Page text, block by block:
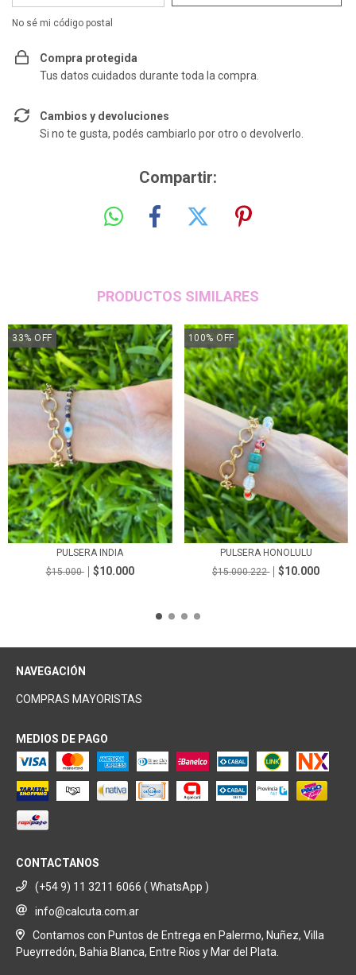
No sé mi código postal
Compra protegida
Tus datos cuidados durante toda la compra.
Cambios y devoluciones
Si no te gusta, podés cambiarlo por otro o devolverlo.
Compartir:
PRODUCTOS SIMILARES
33% OFF
PULSERA INDIA
$15.000
$10.000
100% OFF
PULSERA HONOLULU
$15.000.222
$10.000
NAVEGACIÓN
COMPRAS MAYORISTAS
MEDIOS DE PAGO
CONTACTANOS
(+54 9) 11 3211 6066 ( WhatsApp )
info@calcuta.com.ar
Contamos con Puntos de Entrega en Palermo, Nuñez, Villa
Pueyrredón, Bahia Blanca, Entre Rios y Mar del Plata.